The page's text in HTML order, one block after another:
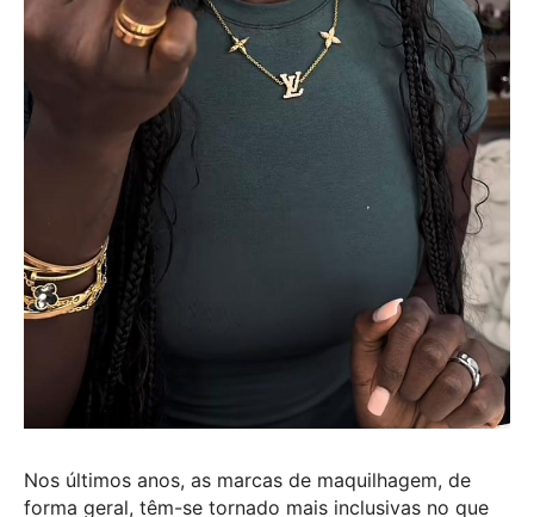
Nos últimos anos, as marcas de maquilhagem, de
forma geral, têm-se tornado mais inclusivas no que